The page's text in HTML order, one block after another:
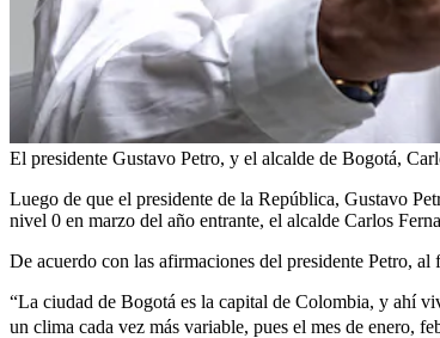
El presidente Gustavo Petro, y el alcalde de Bogotá,
Luego de que el presidente de la República, Gustavo
nivel 0 en marzo del año entrante, el alcalde Carlos
De acuerdo con las afirmaciones del presidente Petro,
“La ciudad de Bogotá es la capital de Colombia, y ahí
un clima cada vez más variable, pues el mes de enero,